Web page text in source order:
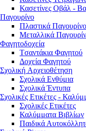
Κασετίνες Οβάλ -
Παγουρίνo
Πλαστικά Παγουρίνo
Μεταλλικά
Φαγητοδοχεία
Tσαντάκια Φαγητού
Δοχεία Φαγητού
Σχολική Aρχειοθέτηση
Σχολικά Ενθύμια
Σχολικά Έντυπα
Σχολικές Ετικέτες -
Σχολικές Ετικέτες
Καλύμματα Βιβλίων
Παιδικά